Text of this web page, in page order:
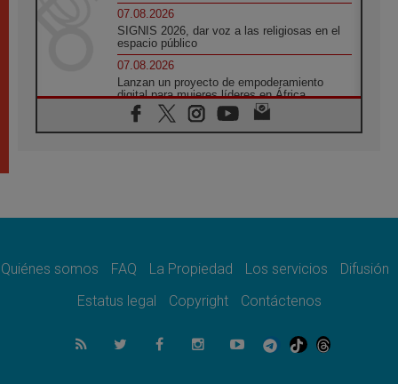
07.08.2026
SIGNIS 2026, dar voz a las religiosas en el
espacio público
07.08.2026
Lanzan un proyecto de empoderamiento
digital para mujeres líderes en África
07.08.2026
Programa oficial del Viaje Apostólico del
06.08.2026
06.08.2026
de la Paz en la Escuela de San Francisco
La visita del Papa León XIV a Asís en un
minuto
Quiénes somos FAQ La Propiedad Los servicios
Difusión
Estatus legal
Copyright Contáctenos